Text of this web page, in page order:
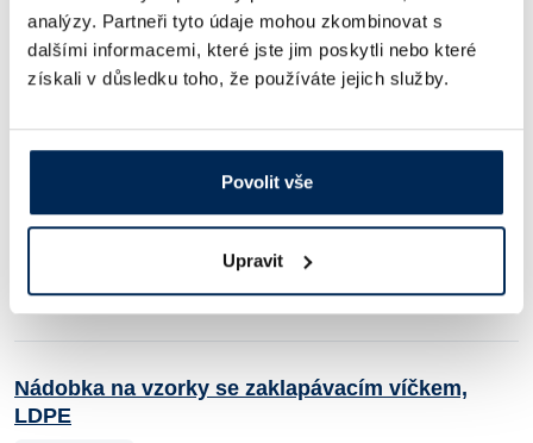
analýzy. Partneři tyto údaje mohou zkombinovat s
dalšími informacemi, které jste jim poskytli nebo které
získali v důsledku toho, že používáte jejich služby.
Povolit vše
Upravit
Objem [ml] Průměr [mm] Výška [mm]
300 75 88 Přírodní
Dostupnost:
Ceny jsou uvedeny v Kč bez DPH.
Nádobka na vzorky se zaklapávacím víčkem,
LDPE